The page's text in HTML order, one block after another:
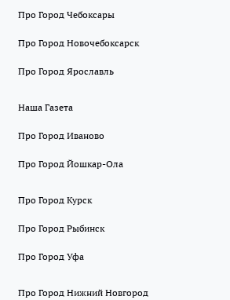
Про Город Чебоксары
Про Город Новочебоксарск
Про Город Ярославль
Наша Газета
Про Город Иваново
Про Город Йошкар-Ола
Про Город Курск
Про Город Рыбинск
Про Город Уфа
Про Город Нижний Новгород